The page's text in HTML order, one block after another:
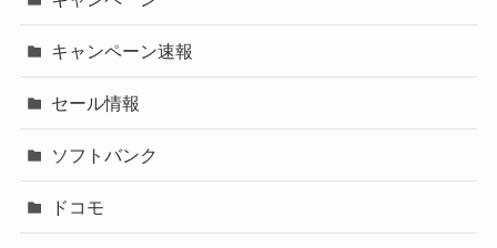
キャンペーン速報
セール情報
ソフトバンク
ドコモ